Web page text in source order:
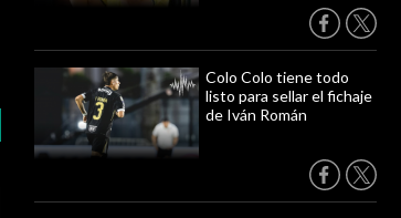
Colo Colo tiene todo
listo para sellar el fichaje
de Iván Román